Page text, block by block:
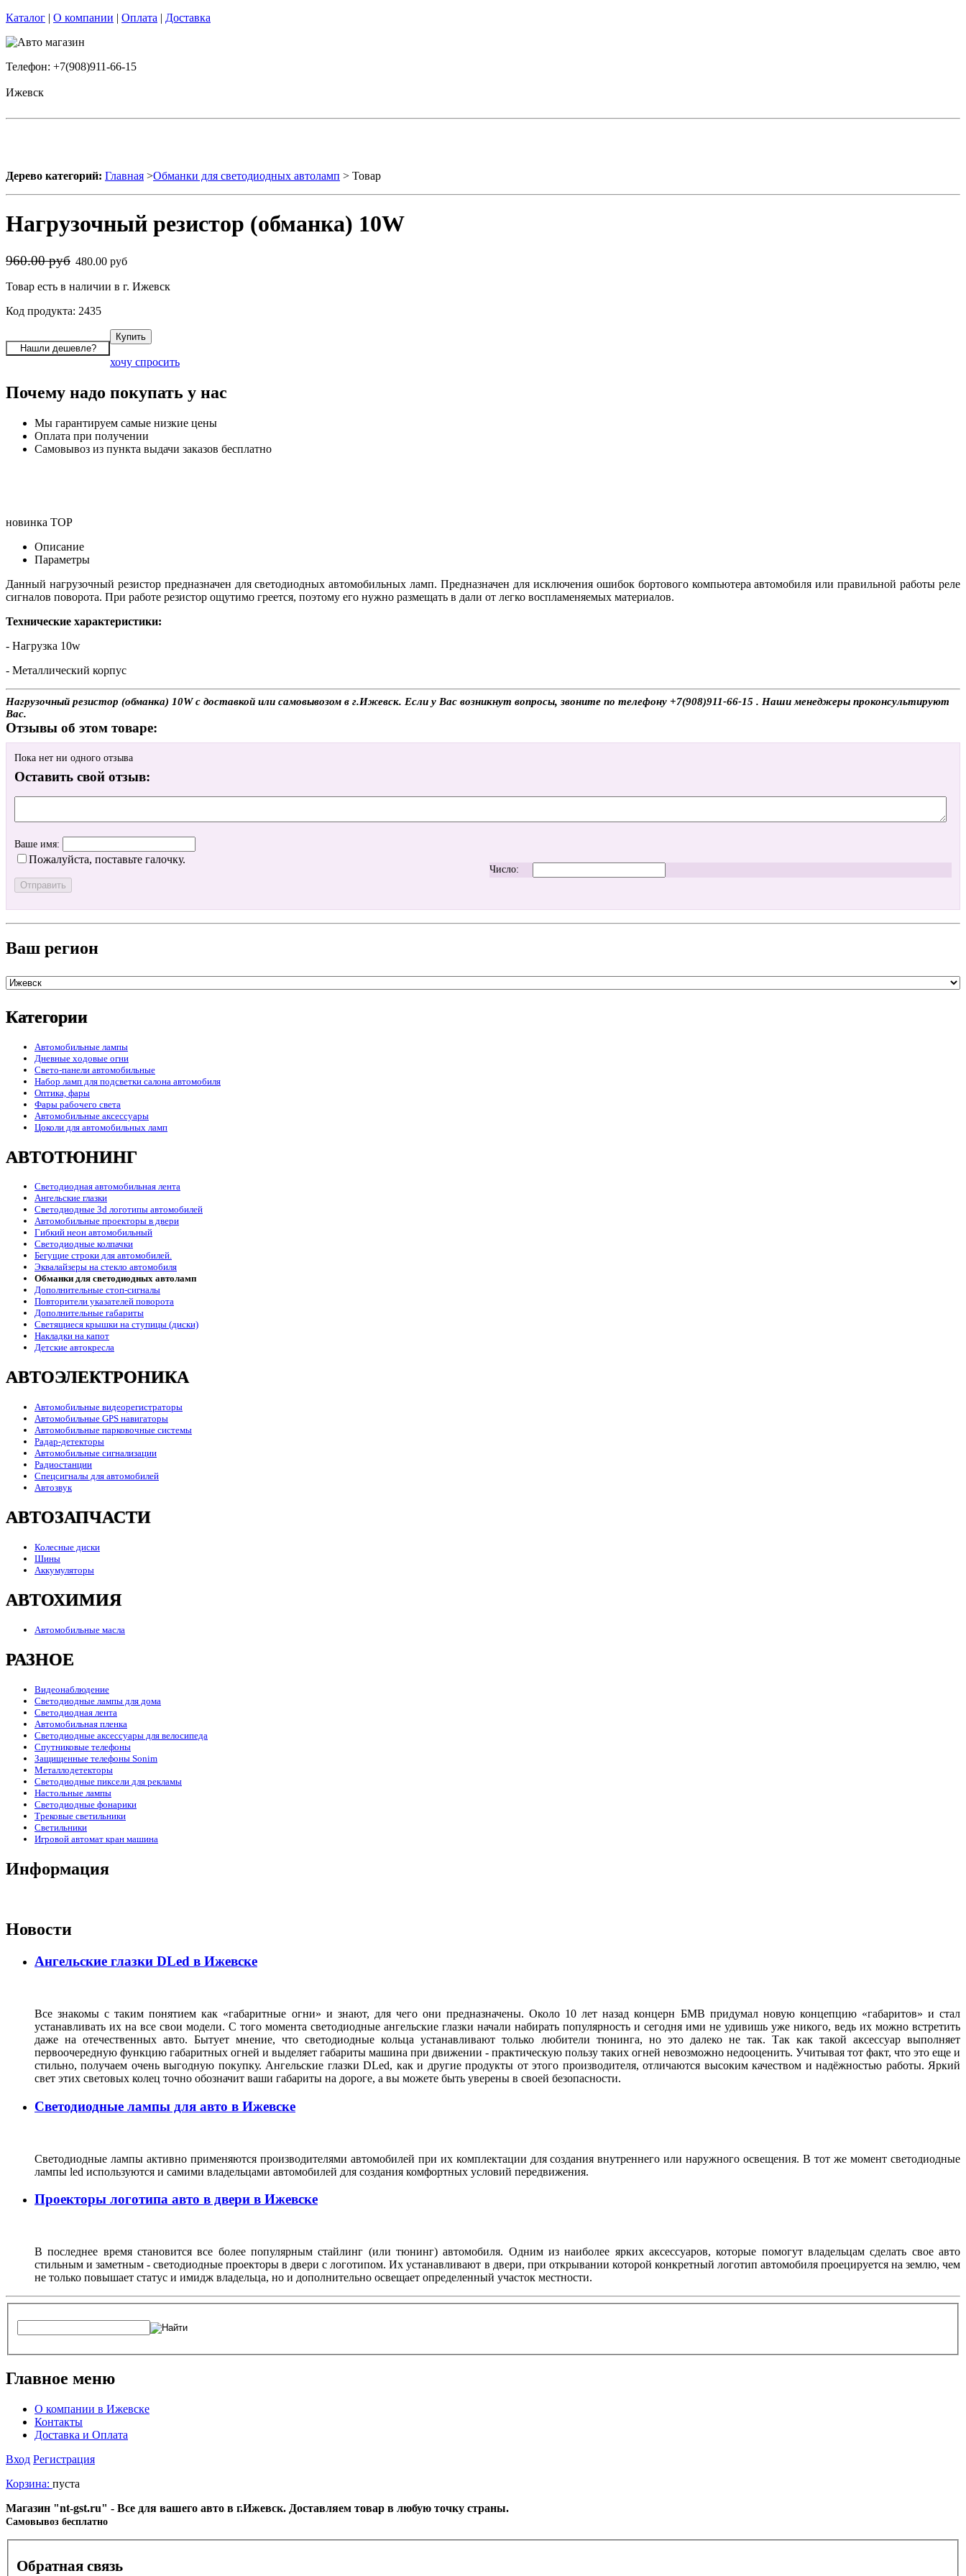
Каталог | О компании | Оплата | Доставка
Телефон: +7(908)911-66-15
Ижевск
Дерево категорий: Главная >Обманки для светодиодных автоламп > Товар
Нагрузочный резистор (обманка) 10W
960.00 руб 480.00 руб
Товар есть в наличии в г. Ижевск
Код продукта: 2435
хочу спросить
Почему надо покупать у нас
Мы гарантируем самые низкие цены
Оплата при получении
Самовывоз из пункта выдачи заказов бесплатно
новинка TOP
Описание
Параметры
Данный нагрузочный резистор предназначен для светодиодных автомобильных ламп. Предназначен для исключения ошибок бортового компьютера автомобиля или правильной работы реле
сигналов поворота. При работе резистор ощутимо греется, поэтому его нужно размещать в дали от легко воспламеняемых материалов.
Технические характеристики:
- Нагрузка 10w
- Металлический корпус
Нагрузочный резистор (обманка) 10W с доставкой или самовывозом в г.Ижевск. Если у Вас возникнут вопросы, звоните по телефону +7(908)911-66-15 . Наши менеджеры проконсультируют
Вас.
Отзывы об этом товаре:
Пока нет ни одного отзыва
Оставить свой отзыв:
Ваше имя:
Пожалуйста, поставьте галочку.
Число:
Ваш регион
Категории
Автомобильные лампы
Дневные ходовые огни
Свето-панели автомобильные
Набор ламп для подсветки салона автомобиля
Оптика, фары
Фары рабочего света
Автомобильные аксессуары
Цоколи для автомобильных ламп
АВТОТЮНИНГ
Светодиодная автомобильная лента
Ангельские глазки
Светодиодные 3d логотипы автомобилей
Автомобильные проекторы в двери
Гибкий неон автомобильный
Светодиодные колпачки
Бегущие строки для автомобилей.
Эквалайзеры на стекло автомобиля
Обманки для светодиодных автоламп
Дополнительные стоп-сигналы
Повторители указателей поворота
Дополнительные габариты
Светящиеся крышки на ступицы (диски)
Накладки на капот
Детские автокресла
АВТОЭЛЕКТРОНИКА
Автомобильные видеорегистраторы
Автомобильные GPS навигаторы
Автомобильные парковочные системы
Радар-детекторы
Автомобильные сигнализации
Радиостанции
Спецсигналы для автомобилей
Автозвук
АВТОЗАПЧАСТИ
Колесные диски
Шины
Аккумуляторы
АВТОХИМИЯ
Автомобильные масла
РАЗНОЕ
Видеонаблюдение
Светодиодные лампы для дома
Светодиодная лента
Автомобильная пленка
Светодиодные аксессуары для велосипеда
Спутниковые телефоны
Защищенные телефоны Sonim
Металлодетекторы
Светодиодные пиксели для рекламы
Настольные лампы
Светодиодные фонарики
Трековые светильники
Светильники
Игровой автомат кран машина
Информация
Новости
Ангельские глазки DLed в Ижевске
Все знакомы с таким понятием как «габаритные огни» и знают, для чего они предназначены. Около 10 лет назад концерн БМВ придумал новую концепцию «габаритов» и стал
устанавливать их на все свои модели. С того момента светодиодные ангельские глазки начали набирать популярность и сегодня ими не удивишь уже никого, ведь их можно встретить
даже на отечественных авто. Бытует мнение, что светодиодные кольца устанавливают только любители тюнинга, но это далеко не так. Так как такой аксессуар выполняет
первоочередную функцию габаритных огней и выделяет габариты машина при движении - практическую пользу таких огней невозможно недооценить. Учитывая тот факт, что это еще и
стильно, получаем очень выгодную покупку. Ангельские глазки DLed, как и другие продукты от этого производителя, отличаются высоким качеством и надёжностью работы. Яркий
свет этих световых колец точно обозначит ваши габариты на дороге, а вы можете быть уверены в своей безопасности.
Светодиодные лампы для авто в Ижевске
Светодиодные лампы активно применяются производителями автомобилей при их комплектации для создания внутреннего или наружного освещения. В тот же момент светодиодные
лампы led используются и самими владельцами автомобилей для создания комфортных условий передвижения.
Проекторы логотипа авто в двери в Ижевске
В последнее время становится все более популярным стайлинг (или тюнинг) автомобиля. Одним из наиболее ярких аксессуаров, которые помогут владельцам сделать свое авто
стильным и заметным - светодиодные проекторы в двери с логотипом. Их устанавливают в двери, при открывании которой конкретный логотип автомобиля проецируется на землю, чем
не только повышает статус и имидж владельца, но и дополнительно освещает определенный участок местности.
Главное меню
О компании в Ижевске
Контакты
Доставка и Оплата
Вход Регистрация
Корзина: пуста
Магазин "nt-gst.ru" - Все для вашего авто в г.Ижевск. Доставляем товар в любую точку страны.
Cамовывоз бесплатно
Обратная связь